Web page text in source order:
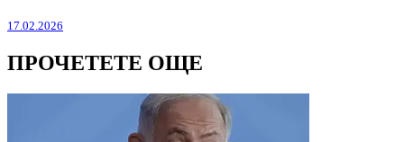
17.02.2026
ПРОЧЕТЕТЕ ОЩЕ